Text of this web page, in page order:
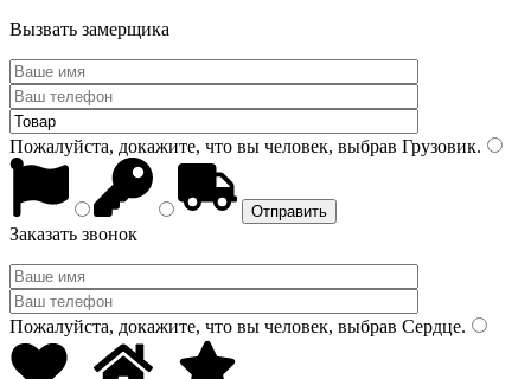
Вызвать замерщика
Пожалуйста, докажите, что вы человек, выбрав Грузовик.
Заказать звонок
Пожалуйста, докажите, что вы человек, выбрав Сердце.